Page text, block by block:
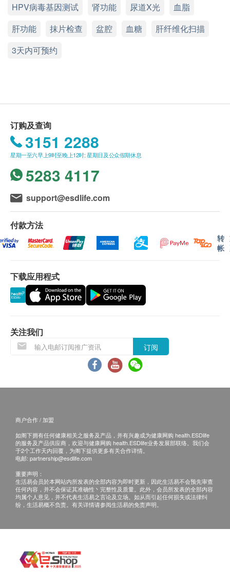
身高
体重
医生检查及咨询
总及高密度胆固醇比例
甘油三酯
糖尿
空腹血糖
肝功能
白蛋白球蛋白比例
谷丙转氨酶
总胆红素
球蛋白
碱性磷酸酶
丙种谷氨基转移酵素
肾功能
红血球计数
白血球
紅血球平均體積
血红蛋白
红血球体积分布
平均血红蛋白浓度
血小板
嗜酸性白血球百份比
淋巴细胞
5% off
HK$1,680.0
HK$
乳房超声波
5% off
HK$1,900.0 HK$2,000
骨骼功能组合
项目包括：钙、磷、碱性磷酸酶
HK$650.0
HK$1,030.0 HK$1,080
德国麻疹IgG抗体
HK$740.0
HK$1,810.0 HK$1,900
5% off
HK$1,520.0 HK$1,600
催奶素
4% off
HK$ 860.0 HK$900
HK$ 2,950.0 HK$3,100
无痛
安全
全港最多人采用的肝脏量化检查仪
肝脏纤维化扫描是采用瞬时弹性图片VCTETM，是全
球首创无创性的肝脏检验方法，用以评估病人肝脏硬
度。适合患有乙型或丙肝的病患者作定期病情监察之
用。
这是一个快速及无痛的检验过程，需时大约10至15分
钟，个别人士或因肝脏位置或肋间阔窄而稍有不同。
但怀孕女则不建议进行是项检测。
VCTETM肝硬度
GPA肝脏脂肪含量
检查前需空腹最少3小时，但可饮用清水。
除了肝脏硬度外，扫描检验还能看到什么呢？
它既能检测到肝脏纤维化也能量度脂肪肝的程度，
Fibroscan采用受控衰减参数技术CPA评估肝脏脂肪含
量。报告已数字显示，较为客观及容易作日后比较。
试，在表皮产生震荡进入肝脏，利用震荡的传送速度
来计算肝脏的硬度，而脂肪含量就是量度超声波讯号
(由确认付款日期起计)接受有关检查，逾期作废。
进行健康检查后，一般情况下，需大概7 - 14 个工作
A. 本地及海外客户:
(1) 亲身领取：直接前往中环专科体检中心领取 及 听
取医生讲解报告
自取报告时间 :
备注
讲解医疗服务: 电话或会面只提供一次服务
客户若体检后3个月内不提取报告，所有报告一律
客人需自行承担邮寄报告之风险。
如有争议，健康网购health.ESDlife 及 香港骏检
保留最后决定权。
免责声明：
所有健康检查/服务并非作为医务诊断或治疗用
途。当阁下身体健康出现任何疾病征兆时，应立即
咨询有认可资格的医生，作出诊断及治疗。
本服务/产品由商户提供。生活易【健康网购
有关此服务/产品的错漏或延误，或因使用此服务/
网购health.ESDlife概不负责。一切有关的索偿或
查询，须向提供服务之体检中心或商户提出。
星期日及公众假期︰休息
HPV病毒基因测试
肾功能 尿道X光
血脂
肝功能
抹片检查 盆腔 血糖
肝纤维化扫描
3天内可预约
订购及查询
3151 2288
星期一至六早上9时至晚上12时; 星期日及公众假期休息
5283 4117
support@esdlife.com
付款方法
转
帐
下载应用程式
关注我们
订阅
商户合作 / 加盟
如阁下拥有任何健康相关之服务及产品，并有兴趣成为健康网购 health.ESDlife
的服务及产品供应商，欢迎与健康网购 health.ESDlife业务发展部联络。我们会
于2个工作天内回覆，为阁下提供更多有关合作详情。
电邮: partnership@esdlife.com
重要声明：
生活易会员於本网站内所发表的全部内容为即时更新，因此生活易不会预先审查
任何内容，并不会保证其准确性丶完整性及质量。此外，会员所发表的全部内容
均属个人意见，并不代表生活易之言论及立场。如从而引起任何损失或法律纠
纷，生活易概不负责。有关详情请参阅生活易的免责声明。